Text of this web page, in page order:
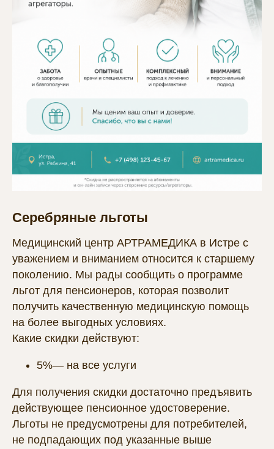
Серебряные льготы
Медицинский центр АРТРАМЕДИКА в Истре с
уважением и вниманием относится к старшему
поколению. Мы рады сообщить о программе
льгот для пенсионеров, которая позволит
получить качественную медицинскую помощь
на более выгодных условиях.
Какие скидки действуют:
5%— на все услуги
Для получения скидки достаточно предъявить
действующее пенсионное удостоверение.
Льготы не предусмотрены для потребителей,
не подпадающих под указанные выше